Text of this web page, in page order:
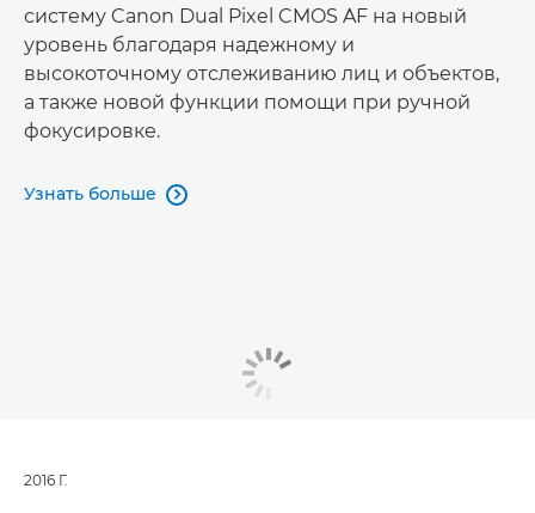
систему Canon Dual Pixel CMOS AF на новый
уровень благодаря надежному и
высокоточному отслеживанию лиц и объектов,
а также новой функции помощи при ручной
фокусировке.
Узнать больше 
2016 Г.